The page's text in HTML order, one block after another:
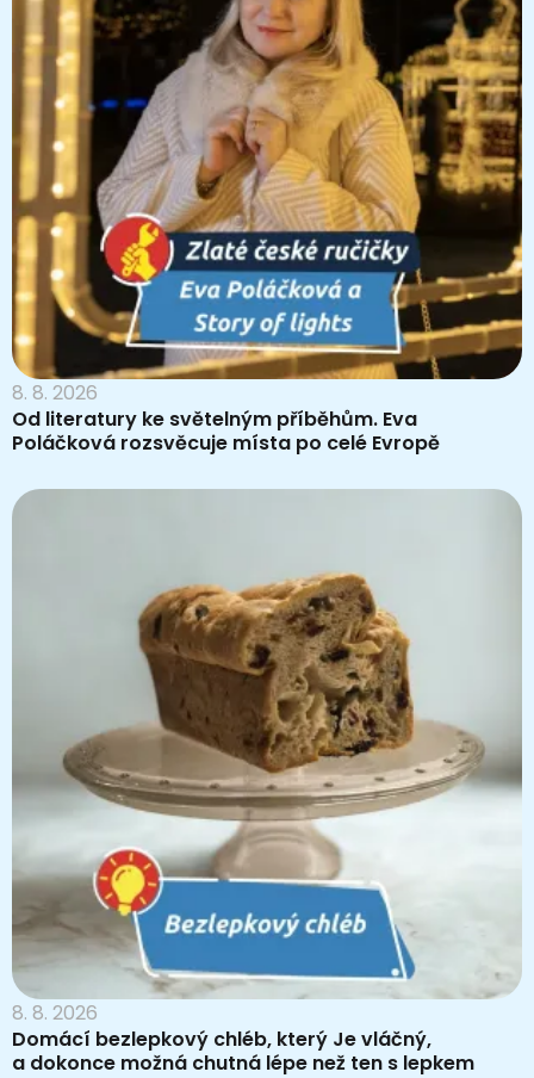
8. 8. 2026
Od literatury ke světelným příběhům. Eva
Poláčková rozsvěcuje místa po celé Evropě
8. 8. 2026
Domácí bezlepkový chléb, který Je vláčný,
a dokonce možná chutná lépe než ten s lepkem